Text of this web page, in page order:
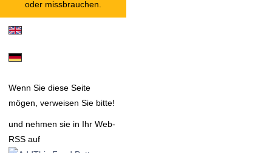
oder missbrauchen.
Wenn Sie diese Seite
mögen, verweisen Sie bitte!
und nehmen sie in Ihr Web-
RSS auf